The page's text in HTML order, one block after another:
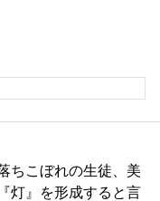
ちこぼれの生徒、美
灯』を形成すると言